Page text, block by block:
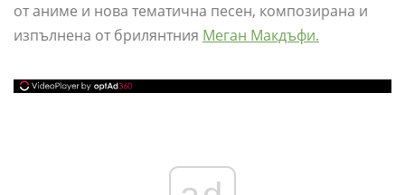
от аниме и нова тематична песен, композирана и
изпълнена от брилянтния Меган Макдъфи.